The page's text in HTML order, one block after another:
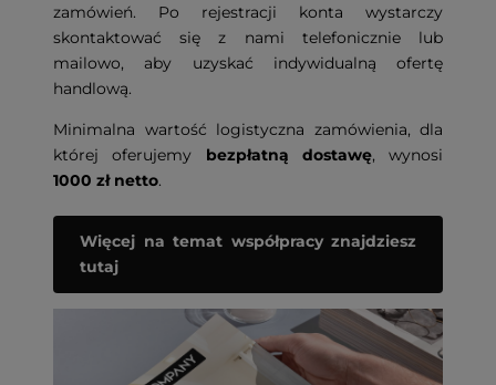
zamówień. Po rejestracji konta wystarczy
skontaktować się z nami telefonicznie lub
mailowo, aby uzyskać indywidualną ofertę
handlową.
Minimalna wartość logistyczna zamówienia, dla
której oferujemy bezpłatną dostawę, wynosi
1000 zł netto.
Więcej na temat współpracy znajdziesz
tutaj